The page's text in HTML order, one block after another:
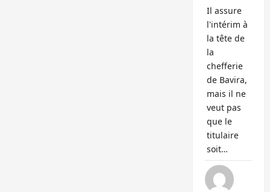
Il assure
l'intérim à
la tête de
la
chefferie
de Bavira,
mais il ne
veut pas
que le
titulaire
soit…